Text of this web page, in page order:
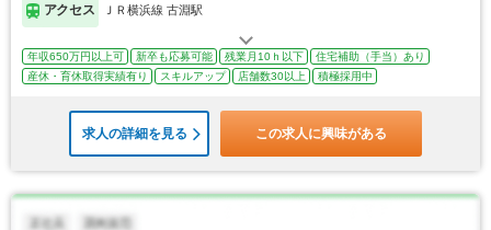
アクセス ＪＲ横浜線 古淵駅
年収650万円以上可 新卒も応募可能 残業月10ｈ以下
住宅補助（手当）あり
産休・育休取得実績有り
スキルアップ 店舗数30以上 積極採用中
求人の詳細を見る この求人に興味がある